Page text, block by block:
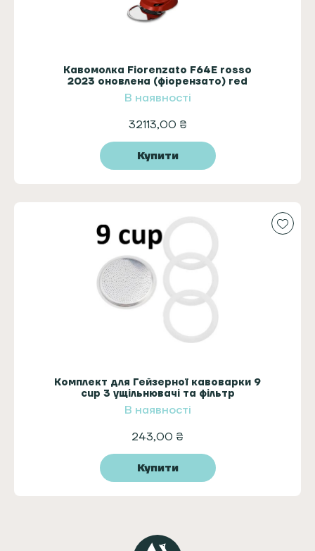
Кавомолка Fiorenzato F64E rosso
2023 оновлена (фіорензато) red
В наявності
32113,00 ₴
Купити
Комплект для Гейзерної кавоварки 9
cup 3 ущільнювачі та фільтр
В наявності
243,00 ₴
Купити